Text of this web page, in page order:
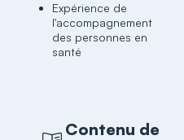
Expérience de
l'accompagnement
des personnes en
Contenu de